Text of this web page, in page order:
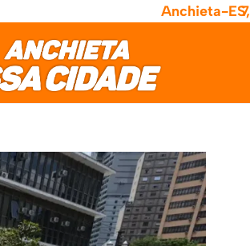
Anchieta-ES,